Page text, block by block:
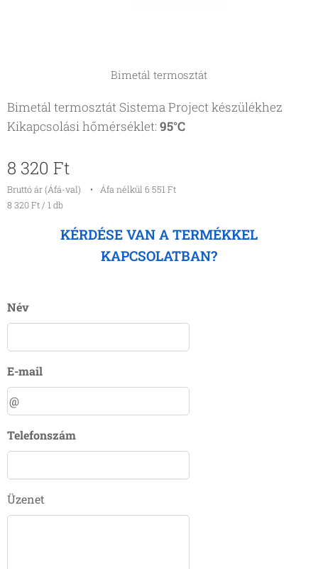
Bimetál termosztát
Bimetál termosztát Sistema Project készülékhez
Kikapcsolási hőmérséklet:95°C
8 320 Ft
Bruttó ár (Áfá-val)
Áfa nélkül 6 551 Ft
8 320 Ft / 1 db
KÉRDÉSE VAN A TERMÉKKEL
KAPCSOLATBAN?
Név
E-mail
Telefonszám
Üzenet